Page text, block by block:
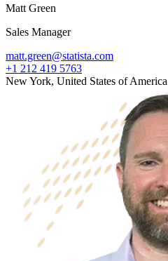
Matt Green
Sales Manager
matt.green@statista.com
+1 212 419 5763
New York, United States of America